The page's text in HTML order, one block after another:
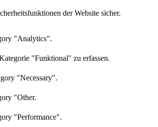
der Website sicher.
"Analytics".
"Funktional" zu erfassen.
"Necessary".
"Other.
"Performance".